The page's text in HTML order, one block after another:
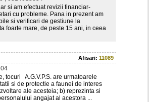
si am efectuat revizii financiar-
cu probleme. Pana in prezent am
si verificari de gestiune la
foarte mare, de peste 15 ani, in ceea
Afisari: 11089
tocuri A.G.V.P.S. are urmatoarele
si de protectie a faunei de interes
ale acesteia; b) reprezinta si
angajat al acestora ...